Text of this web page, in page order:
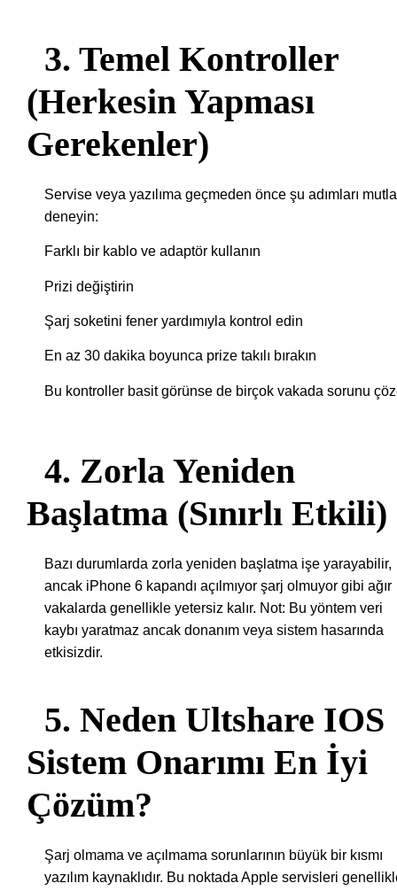
3. Temel Kontroller
(Herkesin Yapması
Gerekenler)
Servise veya yazılıma geçmeden önce şu adımları
deneyin:
Farklı bir kablo ve adaptör kullanın
Prizi değiştirin
Şarj soketini fener yardımıyla kontrol edin
En az 30 dakika boyunca prize takılı bırakın
Bu kontroller basit görünse de birçok vakada sorunu
4. Zorla Yeniden
Başlatma (Sınırlı Etkili)
Bazı durumlarda zorla yeniden başlatma işe yarayabilir,
ancak iPhone 6 kapandı açılmıyor şarj olmuyor gibi ağır
vakalarda genellikle yetersiz kalır. Not: Bu yöntem veri
kaybı yaratmaz ancak donanım veya sistem hasarında
etkisizdir.
5. Neden Ultshare IOS
Sistem Onarımı En İyi
Çözüm?
Şarj olmama ve açılmama sorunlarının büyük bir kısmı
yazılım kaynaklıdır. Bu noktada Apple servisleri